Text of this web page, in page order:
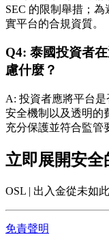
SEC 的限制舉措；
實平台的合規資質。
Q4: 泰國投資者
慮什麼？
A: 投資者應將平台
安全機制以及透明的
充分保護並符合監管
立即展開安全
OSL | 出入金從未如
免責聲明